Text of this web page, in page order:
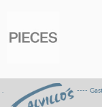
. ---- Gastos de envÍo